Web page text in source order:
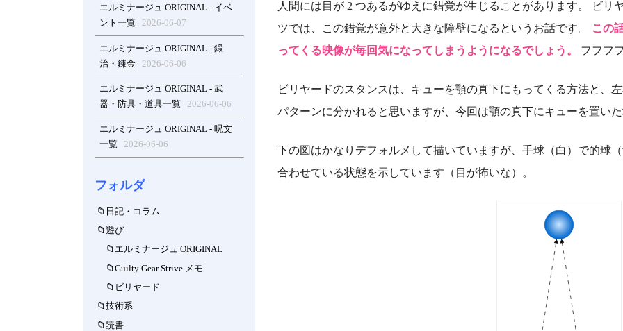
エルミナージュ ORIGINAL - イベ
ント一覧
2026-06-07
エルミナージュ ORIGINAL - 鍛
治・錬金
2026-06-06
エルミナージュ ORIGINAL - 武
器・防具・道具一覧
2026-06-06
エルミナージュ ORIGINAL - 呪文
一覧
2026-06-06
フォルダ
日記・コラム
遊び
エルミナージュ ORIGINAL
Guilty Gear Strive メモ
ビリヤード
技術系
読書
人間には目が 2 つあるがゆえに錯覚が生じることがあります。 ビリ
ツでは、この錯覚が意外と大きな障壁になるというお話です。
この
ってくる映像が毎回気になってしまうようになるでしょう。
フフフ
ビリヤードのスタンスは、キューを顎の真下にもってくる方法と、
パターンに分かれると思いますが、今回は顎の真下にキューを置い
下の図はかなりデフォルメして描いていますが、手球（白）で的球
合わせている状態を示しています（目が怖いな）。